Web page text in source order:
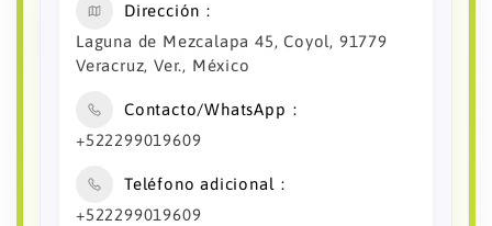
Dirección
Laguna de Mezcalapa 45, Coyol, 91779
Veracruz, Ver., México
Contacto/WhatsApp
+522299019609
Teléfono adicional
+522299019609